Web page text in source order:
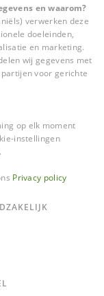
en waarom?
verwerken deze
doeleinden,
en marketing.
wij gegevens met
voor gerichte
op elk moment
instellingen
Privacy policy